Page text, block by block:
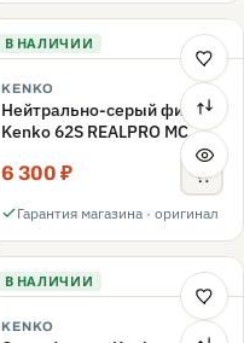
В НАЛИЧИИ
KENKO
Нейтрально-серый фильтр
Kenko 62S REALPRO MC
6 300 ₽
Гарантия магазина · оригинал
В НАЛИЧИИ
KENKO